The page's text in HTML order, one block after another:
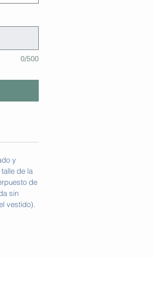
0/500
y
de la
de
sin
vestido).